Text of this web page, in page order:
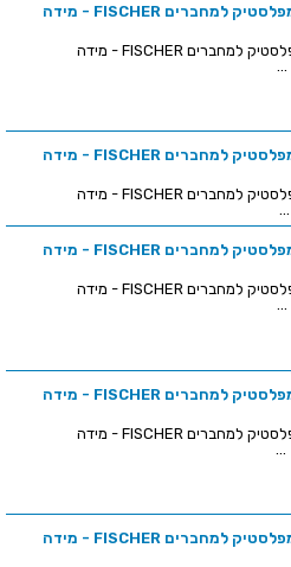
כיסוי הגנה מפלסטיק למחברים FISCHER - מידה
כיסוי הגנה מפלסטיק למחברים FISCHER - מידה
כיסוי הגנה מפלסטיק למחברים FISCHER - מידה
כיסוי הגנה מפלסטיק למחברים FISCHER - מידה
כיסוי הגנה מפלסטיק למחברים FISCHER - מידה
כיסוי הגנה מפלסטיק למחברים FISCHER - מידה
כיסוי הגנה מפלסטיק למחברים FISCHER - מידה
כיסוי הגנה מפלסטיק למחברים FISCHER - מידה
כיסוי הגנה מפלסטיק למחברים FISCHER - מידה